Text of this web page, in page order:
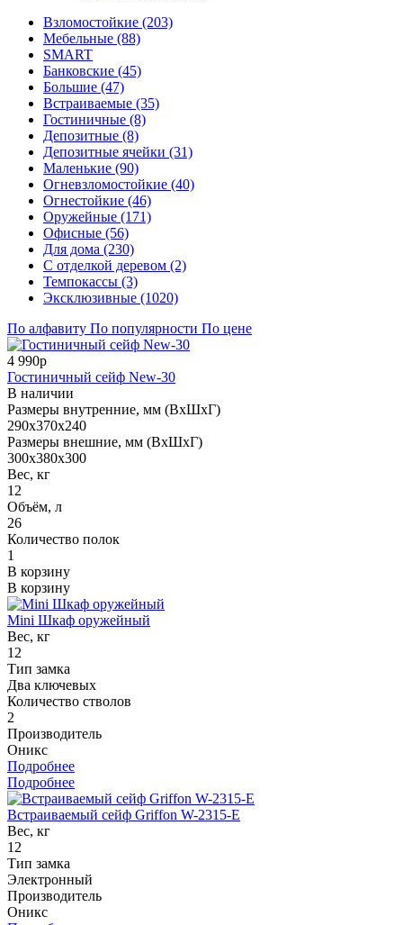
Взломостойкие (203)
Мебельные (88)
SMART
Банковские (45)
Большие (47)
Встраиваемые (35)
Гостиничные (8)
Депозитные (8)
Депозитные ячейки (31)
Маленькие (90)
Огневзломостойкие (40)
Огнестойкие (46)
Оружейные (171)
Офисные (56)
Для дома (230)
С отделкой деревом (2)
Темпокассы (3)
Эксклюзивные (1020)
По алфавиту По популярности По цене
4 990р
Гостиничный сейф New-30
В наличии
Размеры внутренние, мм (ВхШхГ)
290x370x240
Размеры внешние, мм (ВхШхГ)
300x380x300
Вес, кг
12
Объём, л
26
Количество полок
1
В корзину
В корзину
Mini Шкаф оружейный
Вес, кг
12
Тип замка
Два ключевых
Количество стволов
2
Производитель
Оникс
Подробнее
Подробнее
Встраиваемый сейф Griffon W-2315-E
Вес, кг
12
Тип замка
Электронный
Производитель
Оникс